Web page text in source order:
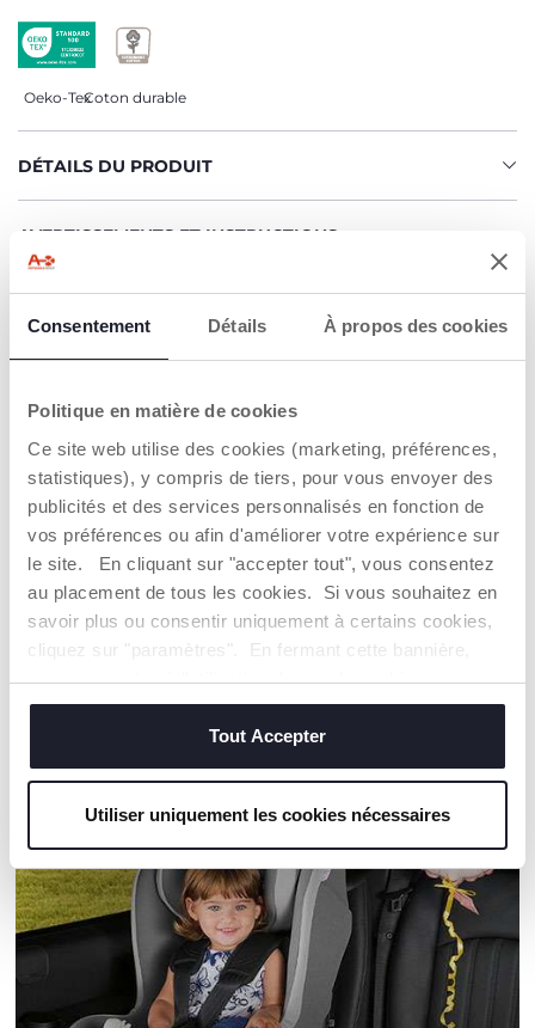
Consentement Détails À propos des cookies
Politique en matière de cookies
Ce site web utilise des cookies (marketing, préférences,
statistiques), y compris de tiers, pour vous envoyer des
publicités et des services personnalisés en fonction de
vos préférences ou afin d'améliorer votre expérience sur
le site. En cliquant sur "accepter tout", vous consentez
au placement de tous les cookies. Si vous souhaitez en
savoir plus ou consentir uniquement à certains cookies,
cliquez sur "paramètres". En fermant cette bannière,
vous consentez à l'utilisation des seuls cookies
techniques, qui sont essentiels au service demandé.
Tout Accepter
Utiliser uniquement les cookies nécessaires
Oeko-TexCoton durable
DÉTAILS DU PRODUIT
AVERTISSEMENTS ET INSTRUCTIONS
mettre sur le marché des fils certifiés de coton cultivé
dans le respect des principes qui en font un coton
DURABLE sur un plan environnemental, économique et
social.
Toute la chaîne d'approvisionnement et de production fait
l'objet d'une traçabilité et des mêmes mesures de
durabilité.
Trouver un Revendeur
NOS RECOMMANDATIONS